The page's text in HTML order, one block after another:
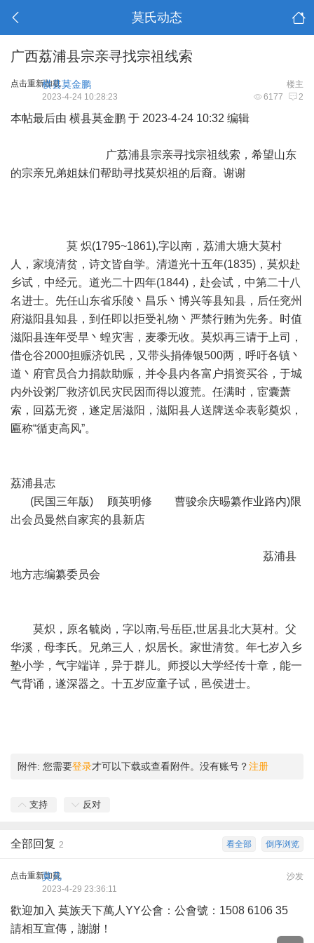
莫氏动态
广西荔浦县宗亲寻找宗祖线索
点击重新加载 楼主
横县莫金鹏
6177 2
2023-4-24 10:28:23
本帖最后由 横县莫金鹏 于 2023-4-24 10:32 编辑
广荔浦县宗亲寻找宗祖线索，希望山东
的宗亲兄弟姐妹们帮助寻找莫炽祖的后裔。谢谢
莫 炽(1795~1861),字以南，荔浦大塘大莫村
人，家境清贫，诗文皆自学。清道光十五年(1835)，莫炽赴
乡试，中经元。道光二十四年(1844)，赴会试，中第二十八
名进士。先任山东省乐陵丶昌乐丶博兴等县知县，后任兖州
府滋阳县知县，到任即以拒受礼物丶严禁行贿为先务。时值
滋阳县连年受旱丶蝗灾害，麦黍无收。莫炽再三请于上司，
借仓谷2000担赈济饥民，又带头捐俸银500两，呼吁各镇丶
道丶府官员合力捐款助赈，并令县内各富户捐资买谷，于城
内外设粥厂救济饥民灾民因而得以渡荒。任满时，宦囊萧
索，回荔无资，遂定居滋阳，滋阳县人送牌送伞表彰奠炽，
匾称“循吏高风”。
荔浦县志
(民国三年版) 顾英明修 曹骏余庆晹纂作业路内)限
出会员曼然自家宾的县新店
荔浦县
地方志编纂委员会
莫炽，原名毓岗，字以南,号岳臣,世居县北大莫村。父
华溪，母李氏。兄弟三人，炽居长。家世清贫。年七岁入乡
塾小学，气宇端详，异于群儿。师授以大学经传十章，能一
气背诵，遂深器之。十五岁应童子试，邑侯进士。
附件: 您需要登录才可以下载或查看附件。没有账号？注册
支持 反对
倒序浏览
看全部
全部回复 2
点击重新加载 沙发
莫凡
2023-4-29 23:36:11
歡迎加入 莫族天下萬人YY公會：公會號：1508 6106 35
請相互宣傳，謝謝！